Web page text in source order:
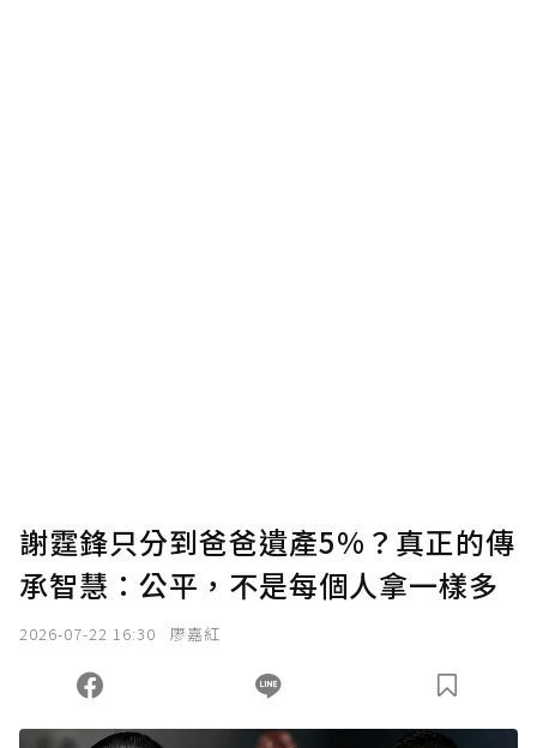
謝霆鋒只分到爸爸遺產5%？真正的傳
承智慧：公平，不是每個人拿一樣多
2026-07-22 16:30 廖嘉紅